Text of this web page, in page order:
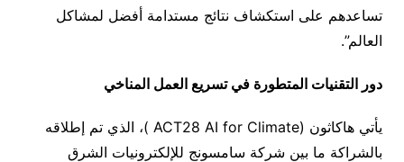
تساعدهم على استكشاف نتائج مستدامة أفضل لمشاكل
العالم”.
دور التقنيات المتطورة في تسريع العمل المناخي
يأتي هاكاثون (ACT28 AI for Climate )، الذي تم إطلاقه
بالشراكة ما بين شركة سامسونج للإلكترونيات الشرق